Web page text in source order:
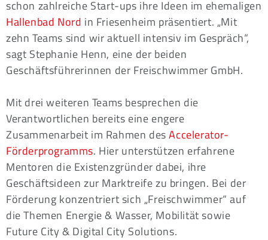
schon zahlreiche Start-ups ihre Ideen im ehemaligen
Hallenbad Nord in Friesenheim präsentiert. „Mit
zehn Teams sind wir aktuell intensiv im Gespräch“,
sagt Stephanie Henn, eine der beiden
Geschäftsführerinnen der Freischwimmer GmbH.
Mit drei weiteren Teams besprechen die
Verantwortlichen bereits eine engere
Zusammenarbeit im Rahmen desAccelerator-
Förderprogramms. Hier unterstützen erfahrene
Mentoren die Existenzgründer dabei, ihre
Geschäftsideen zur Marktreife zu bringen. Bei der
Förderung konzentriert sich „Freischwimmer“ auf
die Themen Energie & Wasser, Mobilität sowie
Future City & Digital City Solutions.